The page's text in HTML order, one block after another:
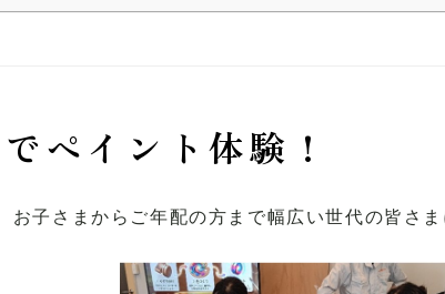
ペイント体験！
お子さまからご年配の方まで幅広い世代の皆さま